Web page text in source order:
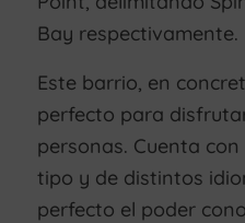
Bay respectivamente.
Este barrio, en
perfecto para
personas. Cuenta
tipo y de distintos
perfecto el poder